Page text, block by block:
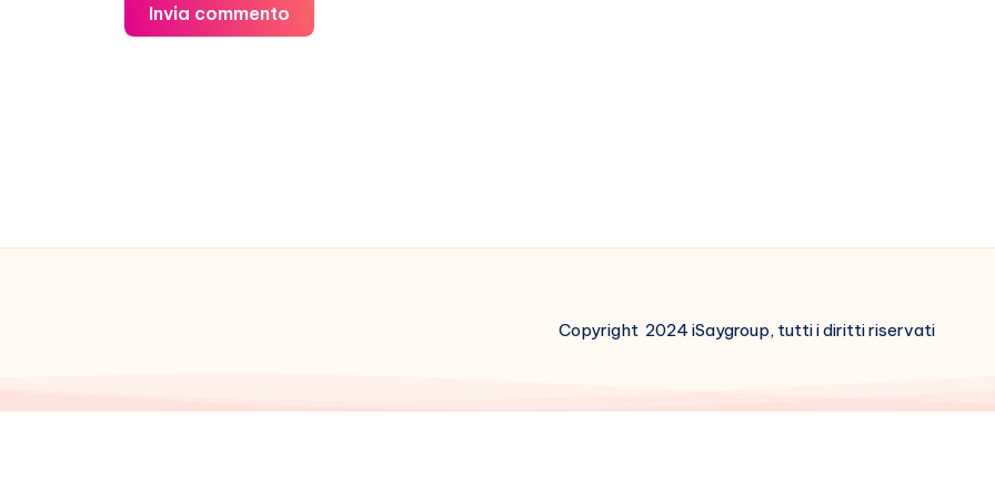
Invia commento
Copyright 2024 iSaygroup, tutti i diritti riservati